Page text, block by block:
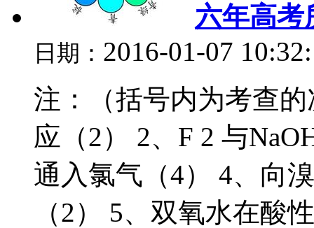
六年高考
日期： 2016-01-07
注：（括号内为考查
应（2） 2、F 2 与
通入氯气（4） 4、向
（2） 5、双氧水在酸